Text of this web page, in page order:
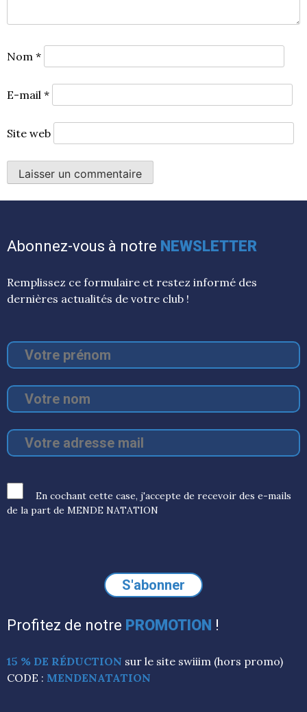
Nom *
E-mail *
Site web
Abonnez-vous à notre NEWSLETTER
Remplissez ce formulaire et restez informé des
dernières actualités de votre club !
En cochant cette case, j'accepte de recevoir des e-mails
de la part de MENDE NATATION
Profitez de notre PROMOTION !
15 % DE RÉDUCTION sur le site swiiim (hors promo)
CODE : MENDENATATION